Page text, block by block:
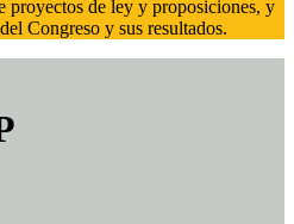
proyectos de ley y proposiciones, y
Congreso y sus resultados.